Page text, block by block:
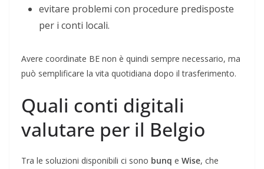
evitare problemi con procedure predisposte
per i conti locali.
Avere coordinate BE non è quindi sempre necessario, ma
può semplificare la vita quotidiana dopo il trasferimento.
Quali conti digitali
valutare per il Belgio
Tra le soluzioni disponibili ci sono bunq e Wise, che